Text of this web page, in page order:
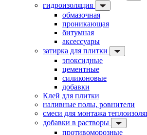
гидроизоляция
обмазочная
проникающая
битумная
аксессуары
затирка для плитки
эпоксидные
цементные
силиконовые
добавки
Клей для плитки
наливные полы, ровнители
смеси для монтажа
добавки в растворы
противоморозные